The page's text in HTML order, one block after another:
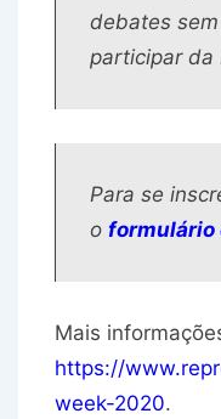
debates
participar da
Para se
o formulário
Mais
https://
week-2020.